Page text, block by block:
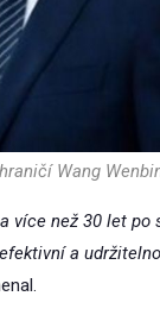
Wang
více než 30 let
a